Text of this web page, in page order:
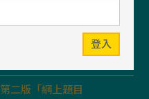
二版「網上題目
登入